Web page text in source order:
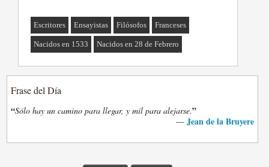
Escritores Ensayistas Filósofos Franceses
Nacidos en 1533 Nacidos en 28 de Febrero
Frase del Día
“Sólo hay un camino para llegar, y mil para alejarse.”
— Jean de la Bruyere